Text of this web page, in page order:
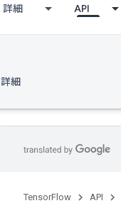
詳細 API
詳細
TensorFlow API